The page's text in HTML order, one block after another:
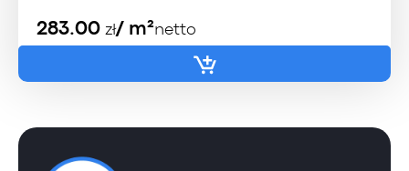
283.00 zł/ m²netto